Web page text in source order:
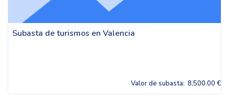
Subasta de turismos en Valencia
Valor de subasta: 8,500.00 €